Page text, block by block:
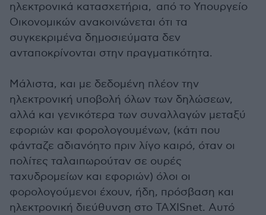
ηλεκτρονικά κατασχετήρια, από το Υπουργείο
Οικονομικών ανακοινώνεται ότι τα
συγκεκριμένα δημοσιεύματα δεν
ανταποκρίνονται στην πραγματικότητα.
Μάλιστα, και με δεδομένη πλέον την
ηλεκτρονική υποβολή όλων των δηλώσεων,
αλλά και γενικότερα των συναλλαγών μεταξύ
εφοριών και φορολογουμένων, (κάτι που
φάνταζε αδιανόητο πριν λίγο καιρό, όταν οι
πολίτες ταλαιπωρούταν σε ουρές
ταχυδρομείων και εφοριών) όλοι οι
φορολογούμενοι έχουν, ήδη, πρόσβαση και
ηλεκτρονική διεύθυνση στο TAXISnet. Αυτό